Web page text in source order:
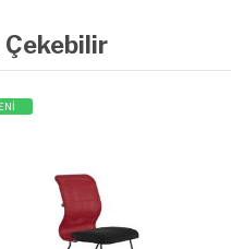
Çekebilir